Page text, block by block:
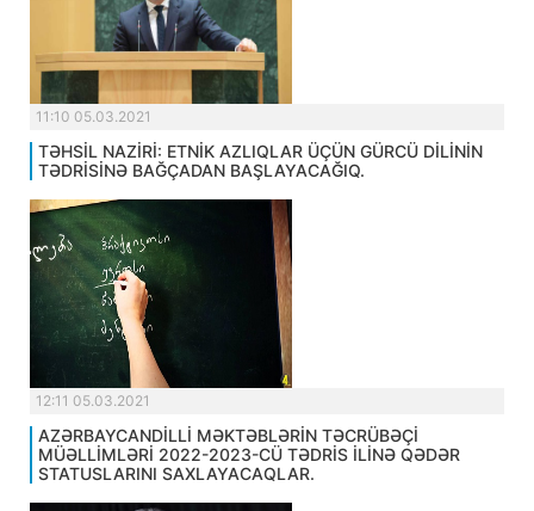
11:10 05.03.2021
TƏHSİL NAZİRİ: ETNİK AZLIQLAR ÜÇÜN GÜRCÜ DİLİNİN
TƏDRİSİNƏ BAĞÇADAN BAŞLAYACAĞIQ.
12:11 05.03.2021
AZƏRBAYCANDİLLİ MƏKTƏBLƏRİN TƏCRÜBƏÇİ
MÜƏLLİMLƏRİ 2022-2023-CÜ TƏDRİS İLİNƏ QƏDƏR
STATUSLARINI SAXLAYACAQLAR.